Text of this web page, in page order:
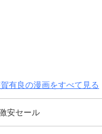
有良の漫画をすべて見る
安セール